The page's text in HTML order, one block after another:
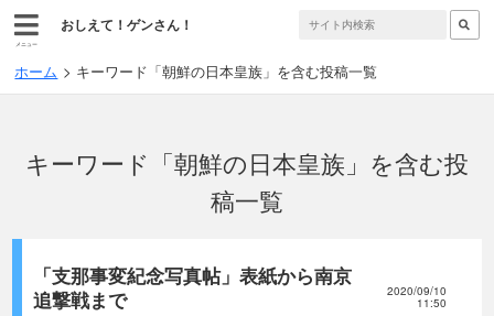
メニュー
おしえて！ゲンさん！
ホーム キーワード「朝鮮の日本皇族」を含む投稿一覧
キーワード「朝鮮の日本皇族」を含む投
稿一覧
「支那事変紀念写真帖」表紙から南京
追撃戦まで
2020/09/10
11:50